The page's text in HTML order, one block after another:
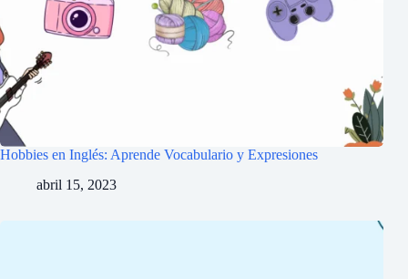
Hobbies en Inglés: Aprende Vocabulario y Expresiones
abril 15, 2023